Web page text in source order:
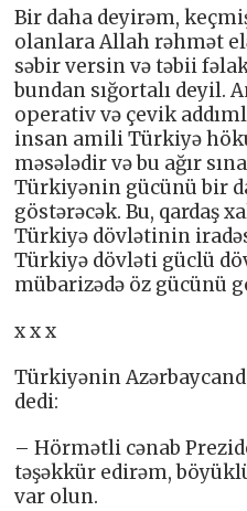
Bir daha deyirəm,
olanlara Allah rəhmət
səbir versin və təbii
bundan sığortalı deyil.
operativ və çevik
insan amili Türkiyə
məsələdir və bu ağır
Türkiyənin gücünü bir
göstərəcək. Bu, qardaş
Türkiyə dövlətinin
Türkiyə dövləti güclü
mübarizədə öz gücünü
x x x
Türkiyənin
dedi:
– Hörmətli cənab
təşəkkür edirəm,
var olun.